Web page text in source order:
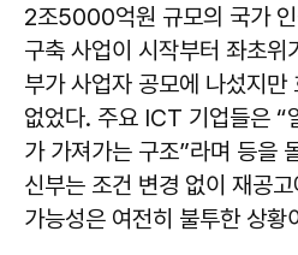
2조5000억원 규모의 국가
구축 사업이 시작부터 좌초위
부가 사업자 공모에 나섰지만
없었다. 주요 ICT 기업들은 “
가 가져가는 구조”라며 등을
신부는 조건 변경 없이 재공
가능성은 여전히 불투한 상황